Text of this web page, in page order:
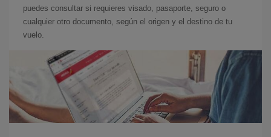
puedes consultar si requieres visado, pasaporte, seguro o
cualquier otro documento, según el origen y el destino de tu
vuelo.